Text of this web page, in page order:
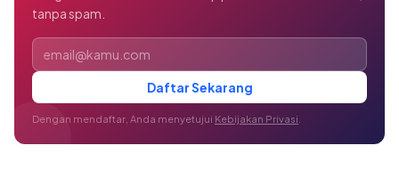
tanpa spam.
Alamat email
Daftar Sekarang
Dengan mendaftar, Anda menyetujui Kebijakan Privasi